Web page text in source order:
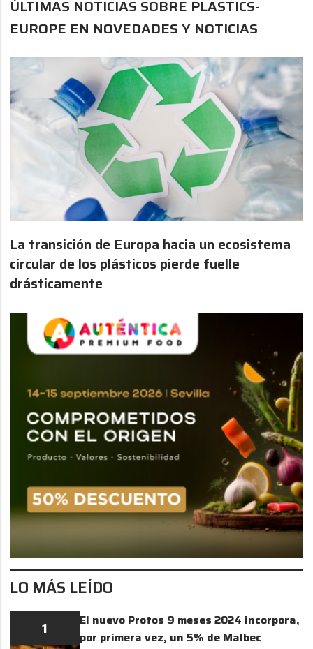
ÚLTIMAS NOTICIAS SOBRE PLASTICS-
EUROPE EN NOVEDADES Y NOTICIAS
La transición de Europa hacia un ecosistema
circular de los plásticos pierde fuelle
drásticamente
LO MÁS LEÍDO
1
El nuevo Protos 9 meses 2024 incorpora,
por primera vez, un 5% de Malbec